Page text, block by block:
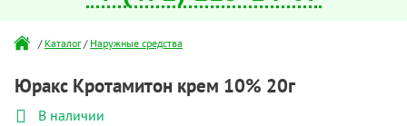
/ Каталог / Наружные средства
Юракс Кротамитон крем 10% 20г
В наличии